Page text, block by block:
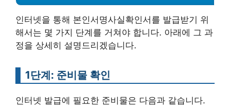
인터넷을 통해 본인서명사실확인서를 발급받기 위
해서는 몇 가지 단계를 거쳐야 합니다. 아래에 그 과
정을 상세히 설명드리겠습니다.
1단계: 준비물 확인
인터넷 발급에 필요한 준비물은 다음과 같습니다.